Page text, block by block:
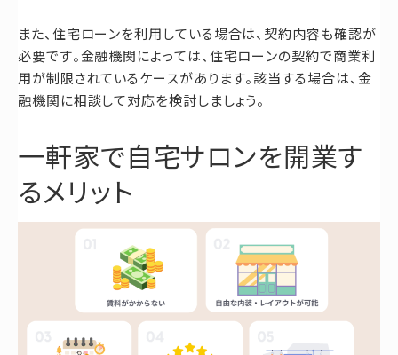
また、住宅ローンを利用している場合は、契約内容も確認が
必要です。金融機関によっては、住宅ローンの契約で商業利
用が制限されているケースがあります。該当する場合は、金
融機関に相談して対応を検討しましょう。
一軒家で自宅サロンを開業す
るメリット